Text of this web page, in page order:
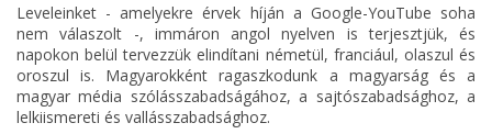
Leveleinket - amelyekre érvek híján a Google-YouTube soha
nem válaszolt -, immáron angol nyelven is terjesztjük, és
napokon belül tervezzük elindítani németül, franciául, olaszul és
oroszul is. Magyarokként ragaszkodunk a magyarság és a
magyar média szólásszabadságához, a sajtószabadsághoz, a
lelkiismereti és vallásszabadsághoz.